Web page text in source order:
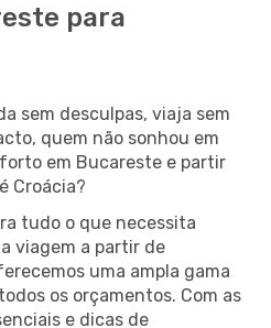
para
sem desculpas, viaja sem
quem não sonhou em
em Bucareste e partir
Croácia?
tudo o que necessita
viagem a partir de
uma ampla gama
os orçamentos. Com as
e dicas de